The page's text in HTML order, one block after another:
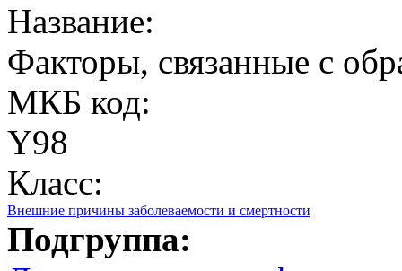
Название:
Факторы, связанные с
МКБ код:
Y98
Класс:
Внешние причины заболеваемости и смертности
Подгруппа: